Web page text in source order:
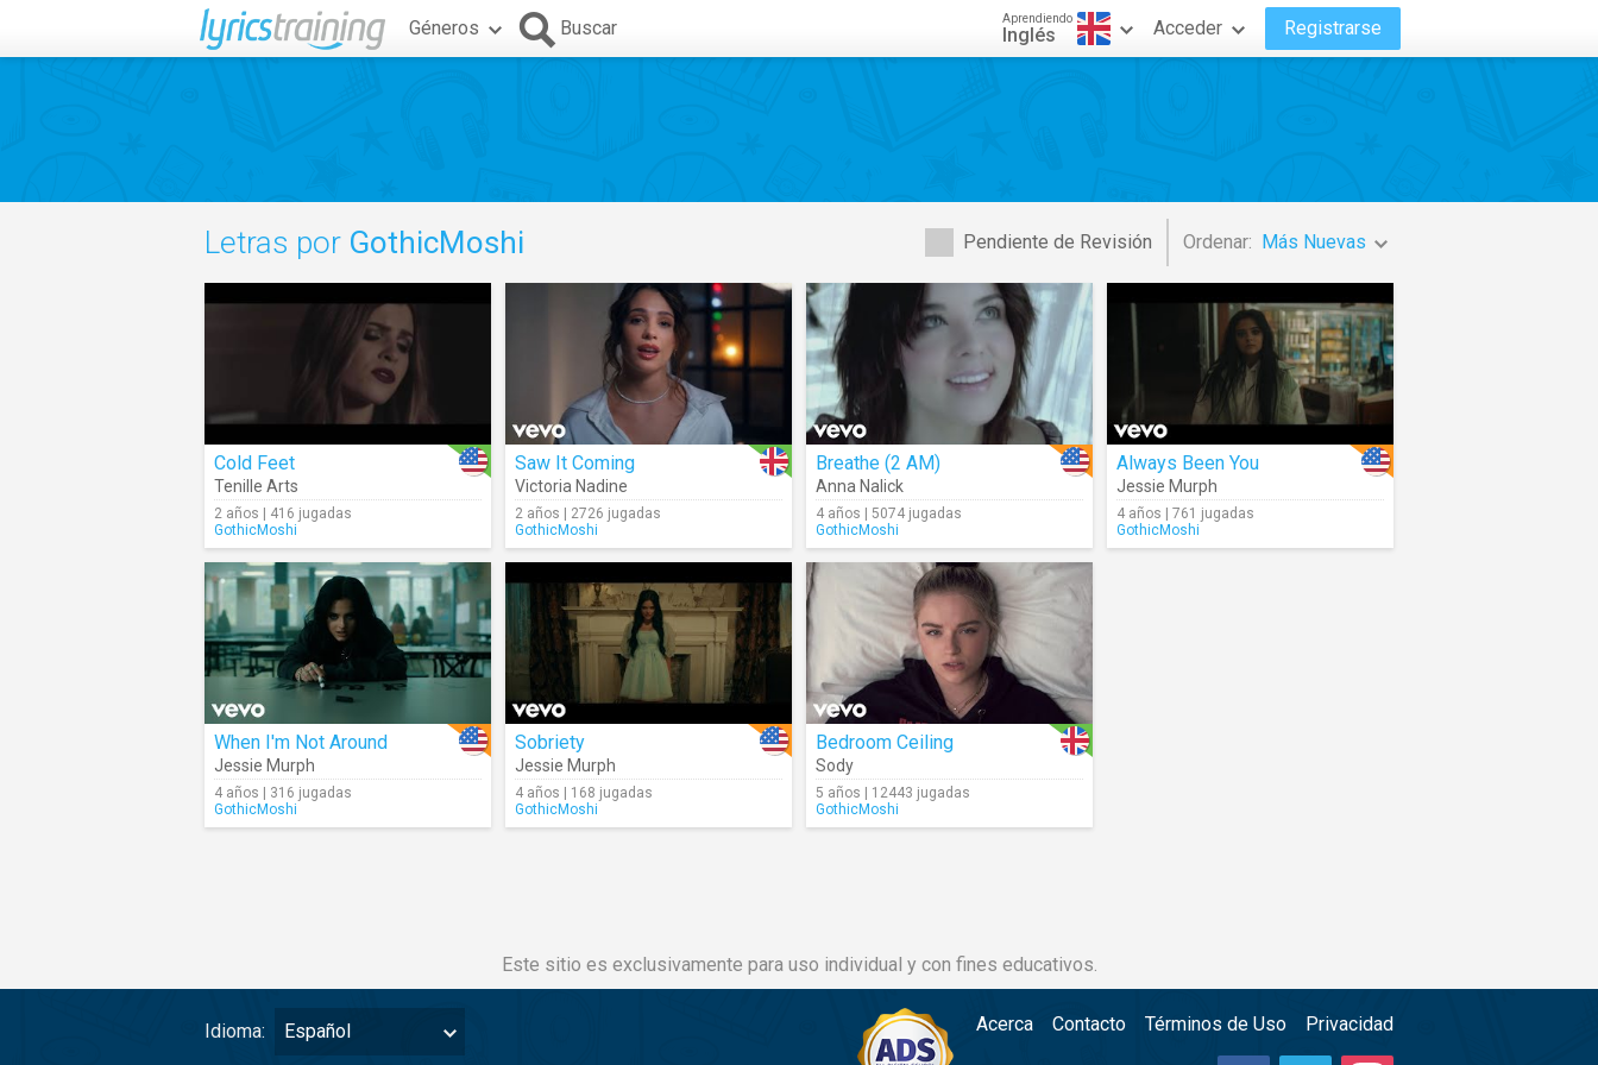
Géneros Buscar Aprendiendo
Inglés Acceder Registrarse
Pendiente de Revisión Ordenar: Más Nuevas
Letras por GothicMoshi
Cold Feet
Tenille Arts
2 años | 416 jugadas
GothicMoshi
Saw It Coming
Victoria Nadine
2 años | 2726 jugadas
GothicMoshi
Breathe (2 AM)
Anna Nalick
4 años | 5074 jugadas
GothicMoshi
Always Been You
Jessie Murph
4 años | 761 jugadas
GothicMoshi
When I'm Not Around
Jessie Murph
4 años | 316 jugadas
GothicMoshi
Sobriety
Jessie Murph
4 años | 168 jugadas
GothicMoshi
Bedroom Ceiling
Sody
5 años | 12443 jugadas
GothicMoshi
Este sitio es exclusivamente para uso individual y con fines educativos.
Idioma: Español Acerca Contacto Términos de Uso Privacidad